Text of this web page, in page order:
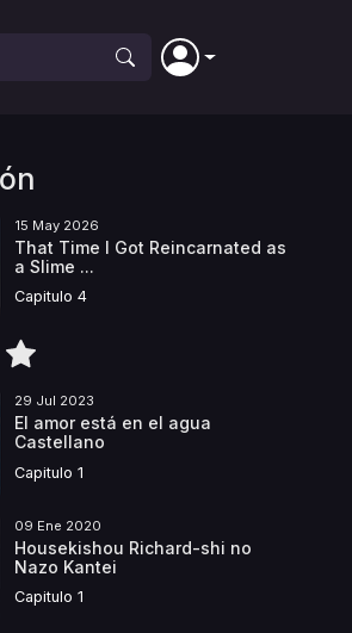
15 May 2026
That Time I Got Reincarnated as
a Slime ...
Capitulo 4
29 Jul 2023
El amor está en el agua
Castellano
Capitulo 1
09 Ene 2020
Housekishou Richard-shi no
Nazo Kantei
Capitulo 1